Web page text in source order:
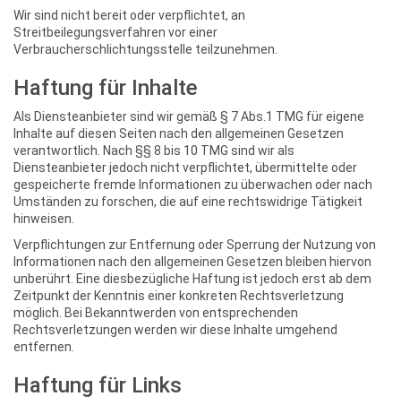
Wir sind nicht bereit oder verpflichtet, an
Streitbeilegungsverfahren vor einer
Verbraucherschlichtungsstelle teilzunehmen.
Haftung für Inhalte
Als Diensteanbieter sind wir gemäß § 7 Abs.1 TMG für eigene
Inhalte auf diesen Seiten nach den allgemeinen Gesetzen
verantwortlich. Nach §§ 8 bis 10 TMG sind wir als
Diensteanbieter jedoch nicht verpflichtet, übermittelte oder
gespeicherte fremde Informationen zu überwachen oder nach
Umständen zu forschen, die auf eine rechtswidrige Tätigkeit
hinweisen.
Verpflichtungen zur Entfernung oder Sperrung der Nutzung von
Informationen nach den allgemeinen Gesetzen bleiben hiervon
unberührt. Eine diesbezügliche Haftung ist jedoch erst ab dem
Zeitpunkt der Kenntnis einer konkreten Rechtsverletzung
möglich. Bei Bekanntwerden von entsprechenden
Rechtsverletzungen werden wir diese Inhalte umgehend
entfernen.
Haftung für Links